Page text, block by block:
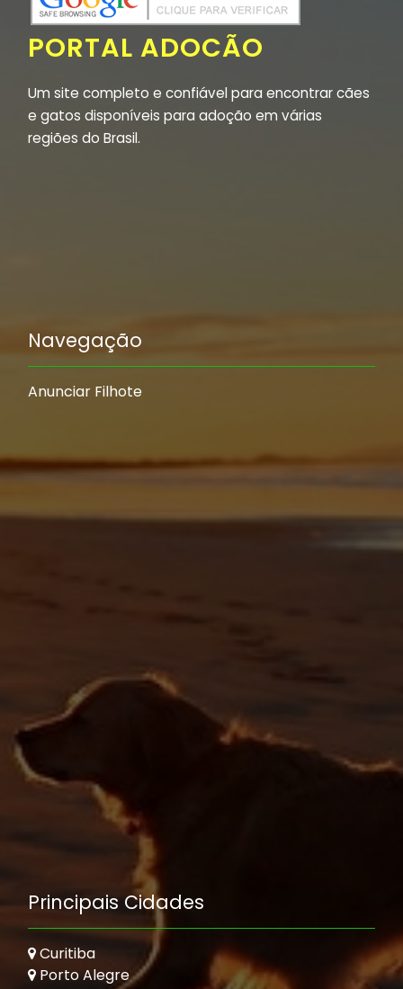
PORTAL ADOCÃO
Um site completo e confiável para encontrar cães
e gatos disponíveis para adoção em várias
regiões do Brasil.
Navegação
Anunciar Filhote
Principais Cidades
Curitiba
Porto Alegre